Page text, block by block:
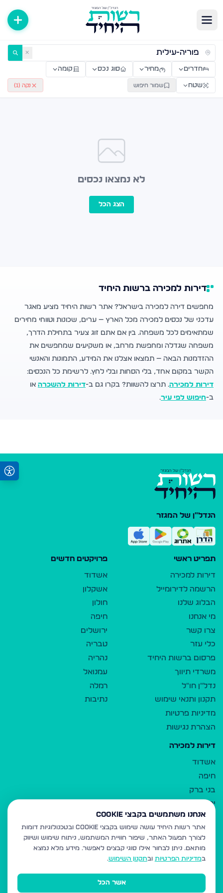
דירות למכירה ולהשכרה — רשות היחיד ✕
חדרים מחיר סוג נכס קומה
שטח שמור חיפוש נקה ( 1
)
לא נמצאו נכסים
הצג הכל
דירות למכירה ברשות היחיד
מחפשים דירה למכירה בישראל? אתר רשות היחיד מציע מאגר
עדכני של נכסים למכירה מכל הארץ — ערים, שכונות וטווחי מחירים
שמתאימים לכל משפחה. בין אם אתם זוג צעיר בתחילת הדרך,
משפחה שגדלה ומחפשת מרחב, או משקיעים שמחפשים את
ההזדמנות הבאה — תמצאו אצלנו את המידע, התמונות והאנשי
הקשר במקום אחד, בלי הסחות ובלי לחץ. לרשימת כל הנכסים:
דירות למכירה. תרצו להשוות? בקרו גם ב-דירות להשכרה או
ב-חיפוש לפי עיר.
הנדל"ן של המגזר
תפריט ראשי
דירות למכירה
הרשמה לדירומייל
הבלוג שלנו
מי אנחנו
צרו קשר
כלי עזר
פרסום ברשות היחיד
משרדי תיווך
נדל"ן חו"ל
תקנון ותנאי שימוש
מדיניות פרטיות
הצהרת נגישות
פרויקטים חדשים
אשדוד
אשקלון
חולון
חיפה
ירושלים
טבריה
נהריה
עמנואל
רמלה
נתיבות
דירות למכירה
אשדוד
חיפה
בני ברק
ירושלים
אלעד
גבעת זאב
בית שמש
רכסים
מודיעין עילית
אנחנו משתמשים בקבצי Cookie
אתר רשות היחיד עושה שימוש בקבצי Cookie ובטכנולוגיות דומות
לצורך תפעול האתר, שיפור חוויית המשתמש, ניתוח שימוש ושיווק
מותאם. ניתן לבחור אילו סוגי קבצים לאפשר. מידע מלא נמצא
במדיניות הפרטיות ובתקנון השימוש.
אשר הכל